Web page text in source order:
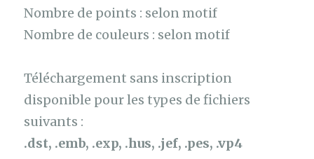
Nombre de points : selon motif
Nombre de couleurs : selon motif
Téléchargement sans inscription
disponible pour les types de fichiers
suivants :
.dst, .emb, .exp, .hus, .jef, .pes, .vp4